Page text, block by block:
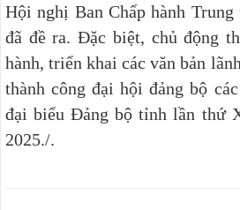
Hội nghị Ban Chấp hành
đã đề ra. Đặc biệt, chủ động
hành, triển khai các văn bản
thành công đại hội đảng bộ
đại biểu Đảng bộ tỉnh lần thứ
2025./.